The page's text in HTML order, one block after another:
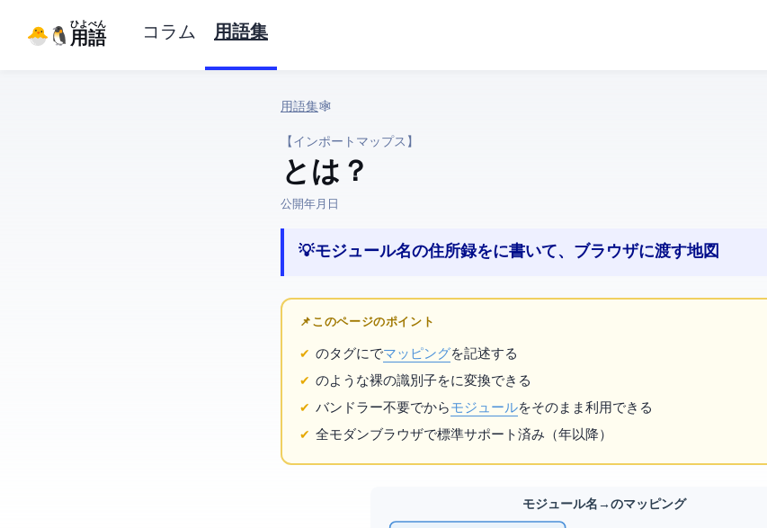
IT用語
ひよぺん コラム 用語集
用語集› 🕸️ Web › Import Maps
【インポートマップス】
Import Maps とは？
公開:2026年4月30日
💡 モジュール名の住所録をHTMLに書いて、ブラウザに渡す地図
📌 このページのポイント
の`<script type="importmap">`タグにでマッピングを記述する
`import 'react'`のような裸の識別子をに変換できる
バンドラー不要でからESモジュールをそのまま利用できる
全モダンブラウザで標準サポート済み（2023年以降）
Import Maps — モジュール名→URLのマッピング